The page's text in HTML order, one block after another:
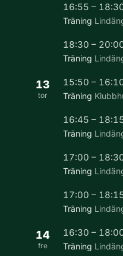
16:55 –
Träning
18:30 –
Träning
13
tor
15:50 –
Träning
16:45 –
Träning
17:00 –
Träning
17:00 –
Träning
14
fre
16:30 –
Träning